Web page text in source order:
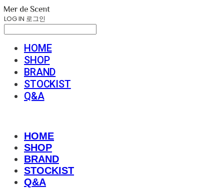
LOG IN 로그인
HOME
SHOP
BRAND
STOCKIST
Q&A
HOME
SHOP
BRAND
STOCKIST
Q&A